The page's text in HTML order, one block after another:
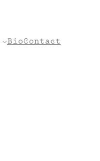
BioContact